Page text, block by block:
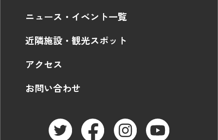
ニュース・イベント一覧
近隣施設・観光スポット
アクセス
お問い合わせ